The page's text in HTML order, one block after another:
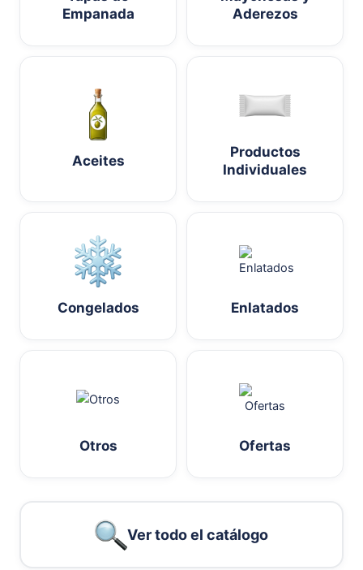
Empanada
Aderezos
Aceites
Productos
Individuales
Congelados Enlatados
Otros Ofertas
Ver todo el catálogo